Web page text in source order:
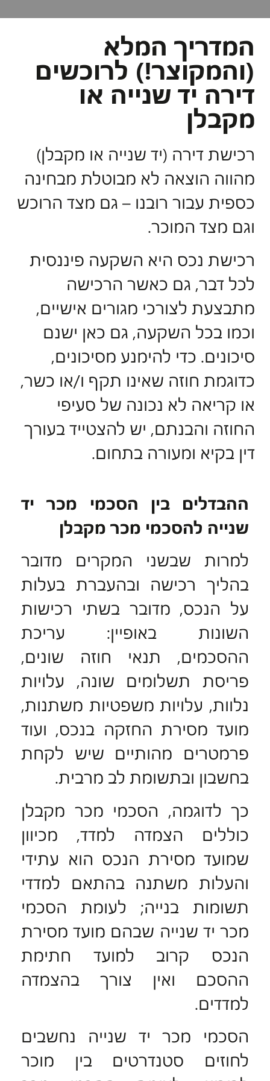
המדריך המלא
(והמקוצר!) לרוכשים
דירה יד שנייה או
מקבלן
רכישת דירה (יד שנייה או מקבלן)
מהווה הוצאה לא מבוטלת מבחינה
כספית עבור רובנו – גם מצד הרוכש
וגם מצד המוכר.
רכישת נכס היא השקעה פיננסית
לכל דבר, גם כאשר הרכישה
מתבצעת לצורכי מגורים אישיים,
וכמו בכל השקעה, גם כאן ישנם
סיכונים. כדי להימנע מסיכונים,
כדוגמת חוזה שאינו תקף ו/או כשר,
או קריאה לא נכונה של סעיפי
החוזה והבנתם, יש להצטייד בעורך
דין בקיא ומעורה בתחום.
ההבדלים בין הסכמי מכר יד
שנייה להסכמי מכר מקבלן
למרות שבשני המקרים מדובר
בהליך רכישה ובהעברת בעלות
על הנכס, מדובר בשתי רכישות
השונות באופיין: עריכת
ההסכמים, תנאי חוזה שונים,
פריסת תשלומים שונה, עלויות
נלוות, עלויות משפטיות משתנות,
מועד מסירת החזקה בנכס, ועוד
פרמטרים מהותיים שיש לקחת
בחשבון ובתשומת לב מרבית.
כך לדוגמה, הסכמי מכר מקבלן
כוללים הצמדה למדד, מכיוון
שמועד מסירת הנכס הוא עתידי
והעלות משתנה בהתאם למדדי
תשומות בנייה; לעומת הסכמי
מכר יד שנייה שבהם מועד מסירת
הנכס קרוב למועד חתימת
ההסכם ואין צורך בהצמדה
למדדים.
הסכמי מכר יד שנייה נחשבים
לחוזים סטנדרטים בין מוכר